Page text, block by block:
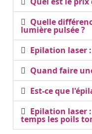
Quelle
lumière pulsée ?
Epilation laser
Quand faire
Est-ce que
Epilation laser
temps les poils